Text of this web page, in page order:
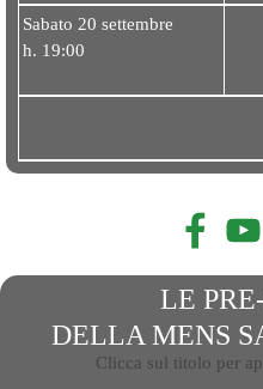
Sabato 20 settembre
h. 19:00
LE
DELLA MENS
Clicca sul titolo per